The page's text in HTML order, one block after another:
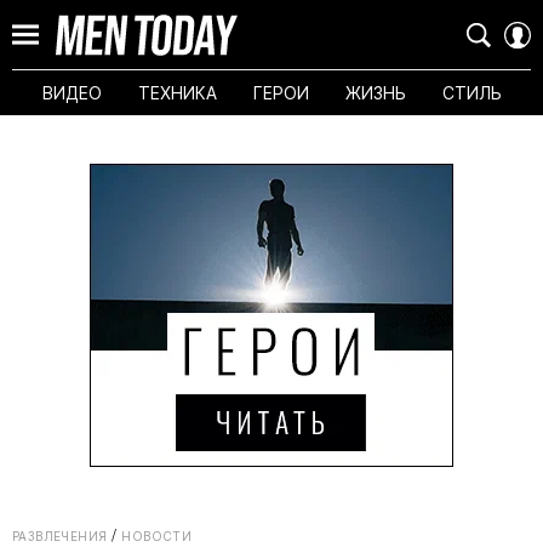
ВИДЕО ТЕХНИКА ГЕРОИ ЖИЗНЬ СТИЛЬ
РАЗВЛЕЧЕНИЯ
НОВОСТИ